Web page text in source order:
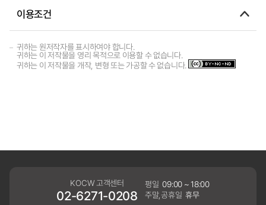
이용조건
귀하는 원저작자를 표시하여야 합니다.
귀하는 이 저작물을 영리 목적으로 이용할 수 없습니다.
귀하는 이 저작물을 개작, 변형 또는 가공할 수 없습니다.
KOCW 고객센터
02-6271-0208
평일 09:00 ~ 18:00
주말,공휴일 휴무